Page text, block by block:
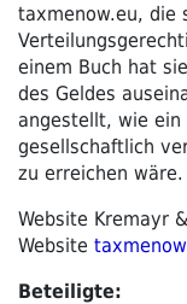
taxmenow.eu, die
einem Buch hat
des Geldes
angestellt, wie
gesellschaftlich
zu erreichen wäre.
Website Kremayr
Website
Beteiligte: